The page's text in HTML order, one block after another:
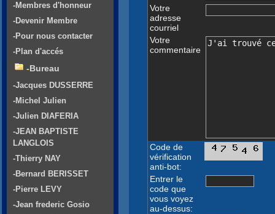
Votre
adresse
courriel
Votre
commentaire
Code de
vérification
anti-bot:
Entrer le
code que
vous voyez
au-dessus:
-Membres d'honneur
-Devenir Membre
-Pour nous contacter
-Plan d'accés
-Bureau
-Jacques DUSSERRE
-Michel Julien
-Julien DIAFERIA
-JEAN BAPTISTE
LANGLOIS
-Thierry NAY
-Bernard BERISSET
-Pierre LEVY
-Jean frederic Gosio